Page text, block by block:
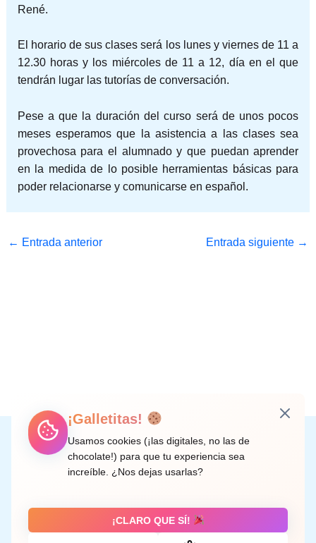
René.
El horario de sus clases será los lunes y viernes de 11 a
12.30 horas y los miércoles de 11 a 12, día en el que
tendrán lugar las tutorías de conversación.
Pese a que la duración del curso será de unos pocos
meses esperamos que la asistencia a las clases sea
provechosa para el alumnado y que puedan aprender
en la medida de lo posible herramientas básicas para
poder relacionarse y comunicarse en español.
← Entrada anterior Entrada siguiente →
Instagram
Facebook
X LinkedIn
Correo electrónico
C/ Doctor Rodríguez de la Fuente, 8 València
¡Galletitas!
Usamos cookies (¡las digitales, no las de
chocolate!) para que tu experiencia sea
increíble. ¿Nos dejas usarlas?
¡CLARO QUE SÍ!